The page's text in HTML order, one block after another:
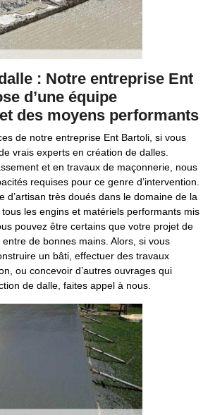
: Notre entreprise Ent
d’une équipe
des moyens performants
de notre entreprise Ent Bartoli, si vous
vrais experts en création de dalles.
et en travaux de maçonnerie, nous
requises pour ce genre d’intervention.
d’artisan très doués dans le domaine de la
les engins et matériels performants mis
pouvez être certains que votre projet de
de bonnes mains. Alors, si vous
un bâti, effectuer des travaux
ou concevoir d’autres ouvrages qui
de dalle, faites appel à nous.